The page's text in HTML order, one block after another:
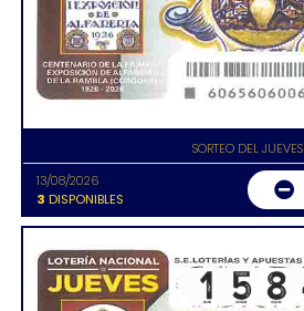
SORTEO DEL JUEVES
13/08/2026
3 DISPONIBLES